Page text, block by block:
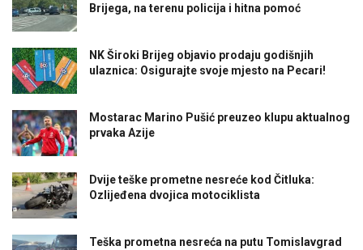
Brijega, na terenu policija i hitna pomoć
NK Široki Brijeg objavio prodaju godišnjih
ulaznica: Osigurajte svoje mjesto na Pecari!
Mostarac Marino Pušić preuzeo klupu aktualnog
prvaka Azije
Dvije teške prometne nesreće kod Čitluka:
Ozlijeđena dvojica motociklista
Teška prometna nesreća na putu Tomislavgrad